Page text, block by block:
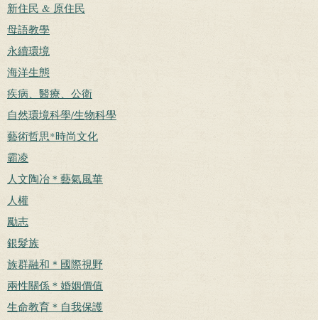
新住民 & 原住民
母語教學
永續環境
海洋生態
疾病、醫療、公衛
自然環境科學/生物科學
藝術哲思*時尚文化
霸凌
人文陶冶＊藝氣風華
人權
勵志
銀髮族
族群融和＊國際視野
兩性關係＊婚姻價值
生命教育＊自我保護